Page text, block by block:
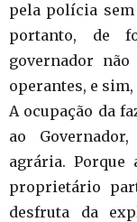
pela polícia
portanto, de
governador
operantes, e
A ocupação da
ao
agrária.
proprietário
desfruta da